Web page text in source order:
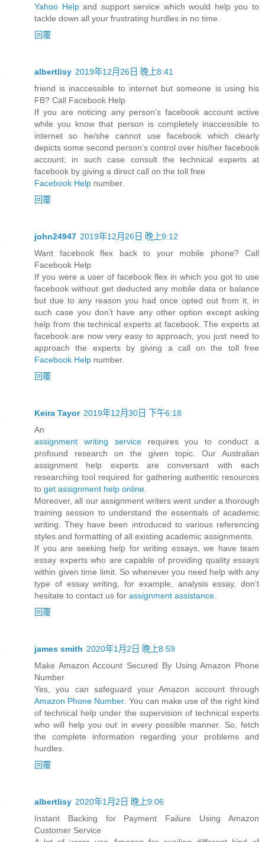
Yahoo Helpand support service which would help you to
tackle down all your frustrating hurdles in no time.
回覆
albertlisy 2019年12月26日 晚上8:41
friend is inaccessible to internet but someone is using his
FB? Call Facebook Help
If you are noticing any person’s facebook account active
while you know that person is completely inaccessible to
internet so he/she cannot use facebook which clearly
depicts some second person’s control over his/her facebook
account; in such case consult the technical experts at
facebook by giving a direct call on the toll free
Facebook Help number.
回覆
john24947 2019年12月26日 晚上9:12
Want facebook flex back to your mobile phone? Call
Facebook Help
If you were a user of facebook flex in which you got to use
facebook without get deducted any mobile data or balance
but due to any reason you had once opted out from it, in
such case you don’t have any other option except asking
help from the technical experts at facebook. The experts at
facebook are now very easy to approach, you just need to
approach the experts by giving a call on the toll free
Facebook Help number.
回覆
Keira Tayor 2019年12月30日 下午6:18
An
assignment writing servicerequires you to conduct a
profound research on the given topic. Our Australian
assignment help experts are conversant with each
researching tool required for gathering authentic resources
to get assignment help online
Moreover, all our assignment writers went under a thorough
training session to understand the essentials of academic
writing. They have been introduced to various referencing
styles and formatting of all existing academic assignments.
If you are seeking help for writing essays, we have team
essay experts who are capable of providing quality essays
within given time limit. So whenever you need help with any
type of essay writing, for example, analysis essay, don’t
hesitate to contact us for assignment assistance
回覆
james smith 2020年1月2日 晚上8:59
Make Amazon Account Secured By Using Amazon Phone
Number
Yes, you can safeguard your Amazon account through
Amazon Phone Number. You can make use of the right kind
of technical help under the supervision of technical experts
who will help you out in every possible manner. So, fetch
the complete information regarding your problems and
hurdles.
回覆
albertlisy 2020年1月2日 晚上9:06
Instant Backing for Payment Failure Using Amazon
Customer Service